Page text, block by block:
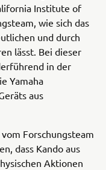
Institute of
wie sich das
und durch
lässt. Bei dieser
in der
Yamaha
aus
Forschungsteam
dass Kando aus
Aktionen